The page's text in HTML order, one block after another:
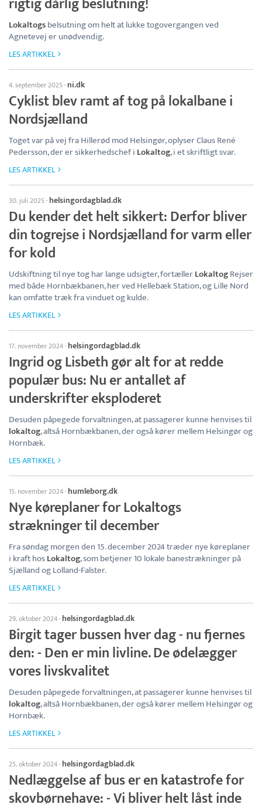
Lokaltogsbelsutning om helt at lukke togovergangen ved
Agnetevej er unødvendig.
LES ARTIKKEL
4. september 2025· ni.dk
Cyklist blev ramt af tog på lokalbane i
Nordsjælland
Toget var på vej fra Hillerød mod Helsingør, oplyser Claus René
Pedersson, der er sikkerhedschef i Lokaltog, i et skriftligt svar.
LES ARTIKKEL
30. juli 2025· helsingordagblad.dk
Du kender det helt sikkert: Derfor bliver
din togrejse i Nordsjælland for varm eller
for kold
Udskiftning til nye tog har lange udsigter, fortællerLokaltogRejser
med både Hornbækbanen, her ved Hellebæk Station, og Lille Nord
kan omfatte træk fra vinduet og kulde.
LES ARTIKKEL
17. november 2024· helsingordagblad.dk
Ingrid og Lisbeth gør alt for at redde
populær bus: Nu er antallet af
underskrifter eksploderet
Desuden påpegede forvaltningen, at passagerer kunne henvises til
lokaltog, altså Hornbækbanen, der også kører mellem Helsingør og
Hornbæk.
LES ARTIKKEL
15. november 2024· humleborg.dk
Nye køreplaner for Lokaltogs
strækninger til december
Fra søndag morgen den 15. december 2024 træder nye køreplaner
i kraft hosLokaltog, som betjener 10 lokale banestrækninger på
Sjælland og Lolland-Falster.
LES ARTIKKEL
29. oktober 2024· helsingordagblad.dk
Birgit tager bussen hver dag - nu fjernes
den: - Den er min livline. De ødelægger
vores livskvalitet
Desuden påpegede forvaltningen, at passagerer kunne henvises til
lokaltog, altså Hornbækbanen, der også kører mellem Helsingør og
Hornbæk.
LES ARTIKKEL
25. oktober 2024· helsingordagblad.dk
Nedlæggelse af bus er en katastrofe for
skovbørnehave: - Vi bliver helt låst inde